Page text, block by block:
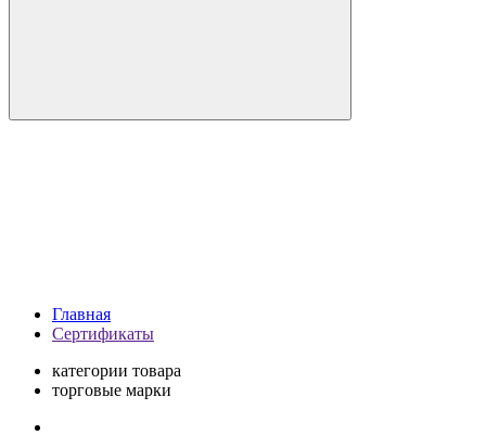
Главная
Сертификаты
категории товара
торговые марки